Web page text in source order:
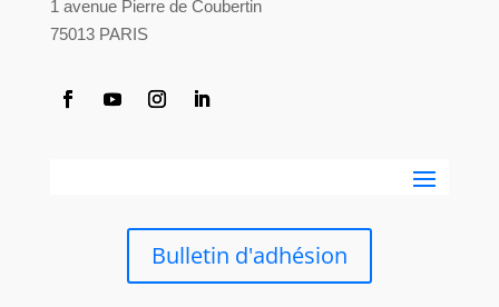
1 avenue Pierre de Coubertin
75013 PARIS
Bulletin d'adhésion